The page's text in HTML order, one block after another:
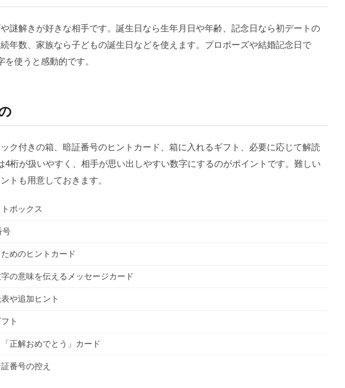
謎解きが好きな相手です。誕生日なら生年月日や年齢、記念日なら初デートの
年数、家族なら子どもの誕生日などを使えます。プロポーズや結婚記念日で
使うと感動的です。
ク付きの箱、暗証番号のヒントカード、箱に入れるギフト、必要に応じて解読
4桁が扱いやすく、相手が思い出しやすい数字にするのがポイントです。難しい
トも用意しておきます。
ボックス
号
めのヒントカード
の意味を伝えるメッセージカード
や追加ヒント
ト
正解おめでとう」カード
番号の控え